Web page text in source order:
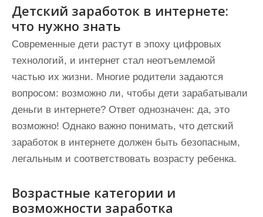
Детский заработок в интернете:
что нужно знать
Современные дети растут в эпоху цифровых
технологий, и интернет стал неотъемлемой
частью их жизни. Многие родители задаются
вопросом: возможно ли, чтобы дети зарабатывали
деньги в интернете? Ответ однозначен: да, это
возможно! Однако важно понимать, что детский
заработок в интернете должен быть безопасным,
легальным и соответствовать возрасту ребенка.
Возрастные категории и
возможности заработка